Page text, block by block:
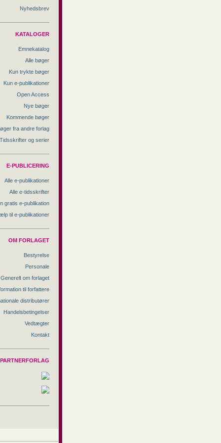
Nyhedsbrev
KATALOGER
Emnekatalog
Alle bøger
Kun trykte bøger
Kun e-publikationer
Open Access
Nye bøger
Kommende bøger
fra andre forlag
Tidsskrifter og serier
E-PUBLICERING
Alle e-publikationer
Alle e-tidsskrifter
gratis e-publikation
til e-publikationer
OM FORLAGET
Bestyrelse
Personale
Generelt om forlaget
til forfattere
distributører
Handelsbetingelser
Vedtægter
Kontakt
PARTNERFORLAG